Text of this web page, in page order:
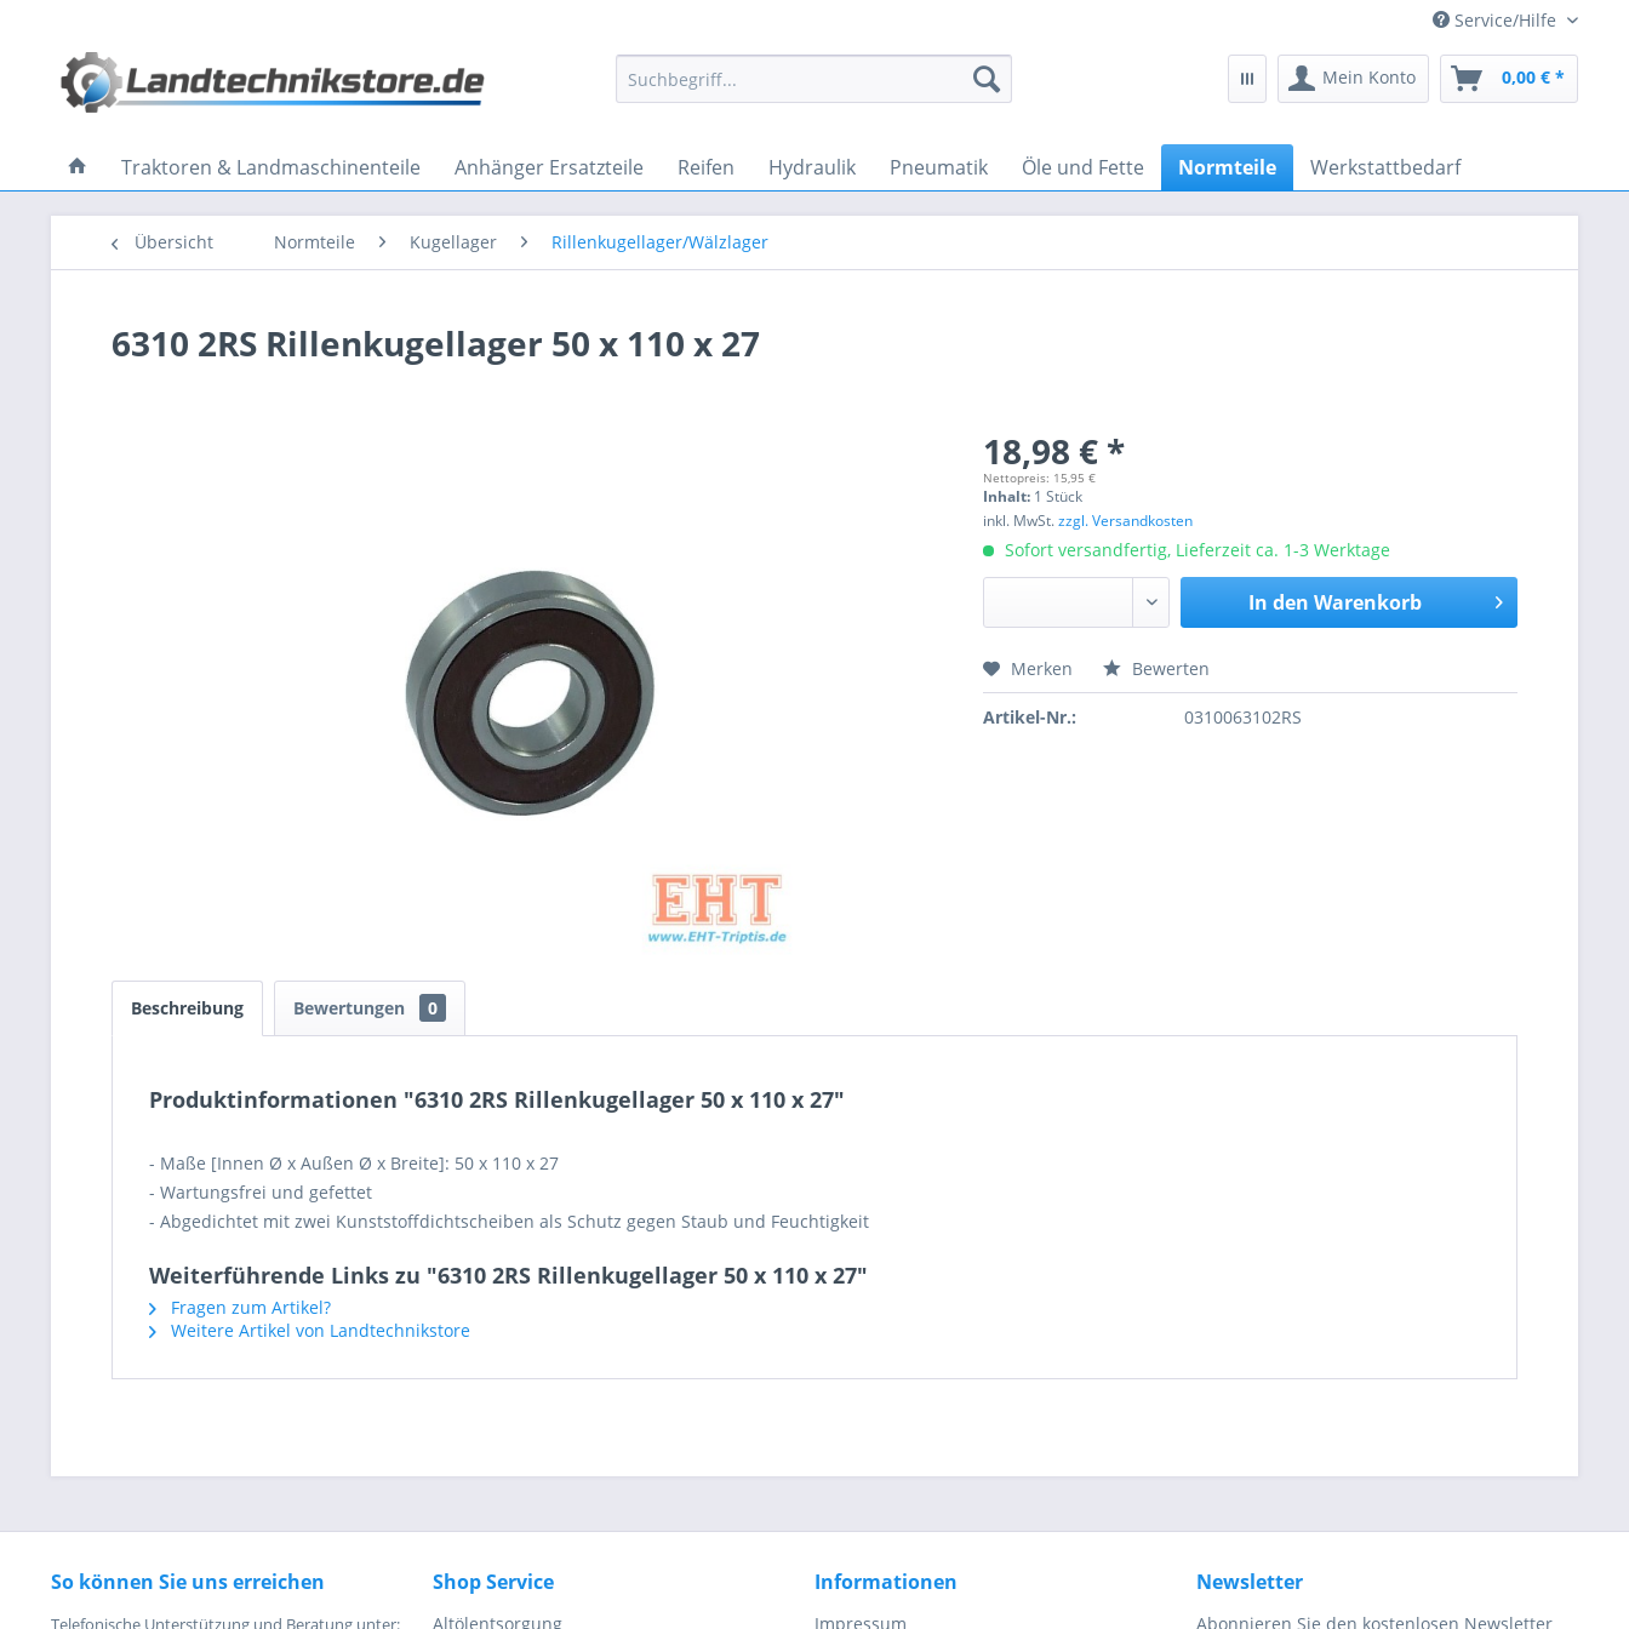
Service/Hilfe
Mein Konto 0,00 € *
Traktoren & Landmaschinenteile Anhänger Ersatzteile Reifen Hydraulik Pneumatik Öle und Fette Normteile Werkstattbedarf
Übersicht Normteile Kugellager Rillenkugellager/Wälzlager
6310 2RS Rillenkugellager 50 x 110 x 27
18,98 € *
Nettopreis: 15,95 €
Inhalt: 1 Stück
inkl. MwSt.zzgl. Versandkosten
Sofort versandfertig, Lieferzeit ca. 1-3 Werktage
In den Warenkorb
Preis anfragen
Mit * gekennzeichnete Felder sind Pflichtfelder.
Merken Bewerten
Artikel-Nr.: 0310063102RS
Beschreibung Bewertungen 0
Produktinformationen "6310 2RS Rillenkugellager 50 x 110 x 27"
- Maße [Innen Ø x Außen Ø x Breite]: 50 x 110 x 27
- Wartungsfrei und gefettet
- Abgedichtet mit zwei Kunststoffdichtscheiben als Schutz gegen Staub und Feuchtigkeit
Weiterführende Links zu "6310 2RS Rillenkugellager 50 x 110 x 27"
Fragen zum Artikel?
Weitere Artikel von Landtechnikstore
So können Sie uns erreichen
Telefonische Unterstützung und Beratung unter:
Shop Service
Altölentsorgung
Informationen
Impressum
Newsletter
Abonnieren Sie den kostenlosen Newsletter